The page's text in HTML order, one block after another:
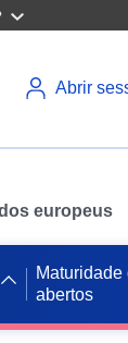
Abrir
europeus
abertos